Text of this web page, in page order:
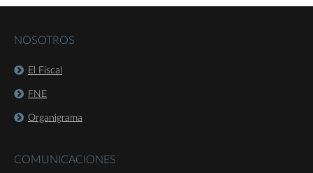
NOSOTROS
El Fiscal
FNE
Organigrama
COMUNICACIONES